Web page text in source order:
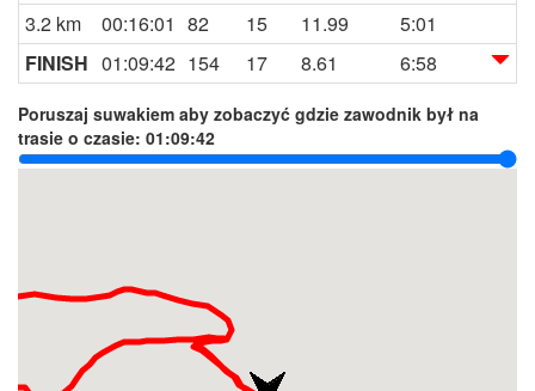
3.2 km 00:16:01 82 15 11.99
5:01
FINISH 01:09:42 154 17 8.61 6:58
Poruszaj suwakiem aby zobaczyć gdzie zawodnik był na
trasie o czasie: 01:09:42